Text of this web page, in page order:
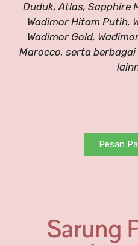
Duduk, Atlas, Sapphire
Wadimor Hitam Putih,
Wadimor Gold,
Marocco, serta
Pesan
Sarung